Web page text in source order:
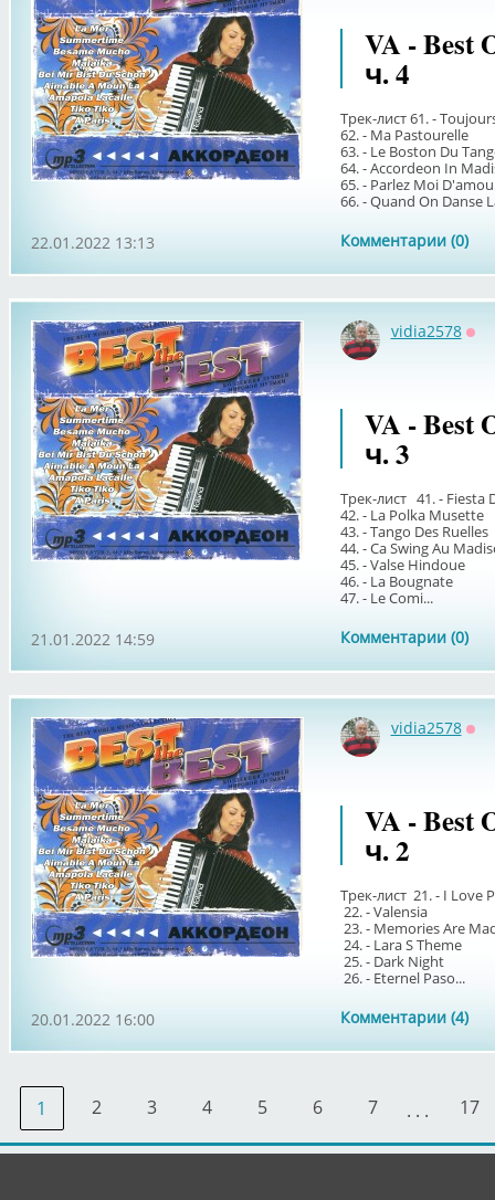
VA - Best
ч. 4
Трек-лист 61. -
62. - Ma Pastourelle
63. - Le Boston Du
64. - Accordeon In
65. - Parlez Moi
66. - Quand On Danse
Комментарии (0)
22.01.2022 13:13
vidia2578
VA - Best
ч. 3
Трек-лист 41. - Fiesta
42. - La Polka Musette
43. - Tango Des Ruelles
44. - Ca Swing Au
45. - Valse Hindoue
46. - La Bougnate
47. - Le Comi...
Комментарии (0)
21.01.2022 14:59
vidia2578
VA - Best
ч. 2
Трек-лист 21. - I Love
22. - Valensia
23. - Memories Are
24. - Lara S Theme
25. - Dark Night
26. - Eternel Paso...
Комментарии (4)
20.01.2022 16:00
1 2 3 4 5 6 7 . . . 17